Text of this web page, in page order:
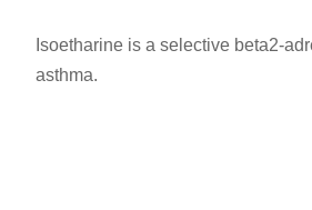
Isoetharine is a selective beta2-
asthma.